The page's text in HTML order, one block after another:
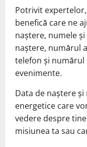
Potrivit
benefică care ne
naștere, numele
naștere, numărul
telefon și
evenimente.
Data de naștere
energetice care
vedere despre
misiunea ta sau